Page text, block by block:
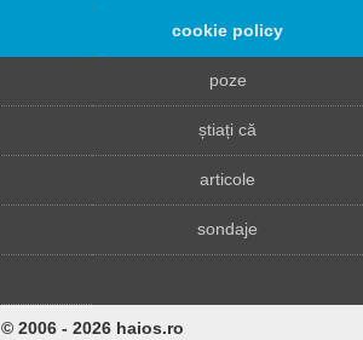
cookie policy
poze
știați că
articole
sondaje
© 2006 - 2026 haios.ro